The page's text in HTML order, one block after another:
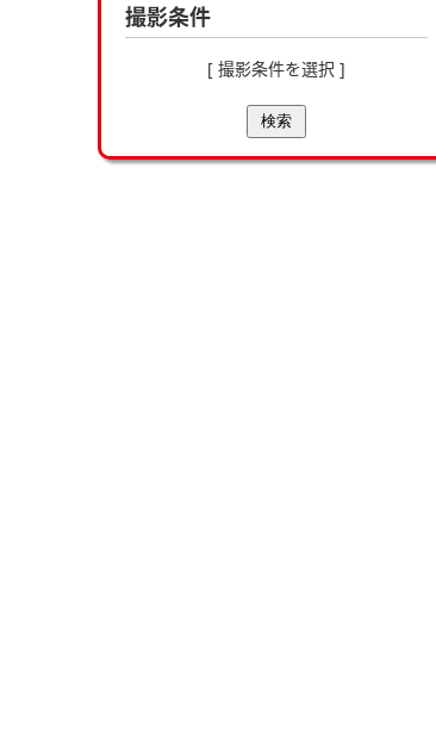
撮影条件
[ 撮影条件を選択 ]
検索